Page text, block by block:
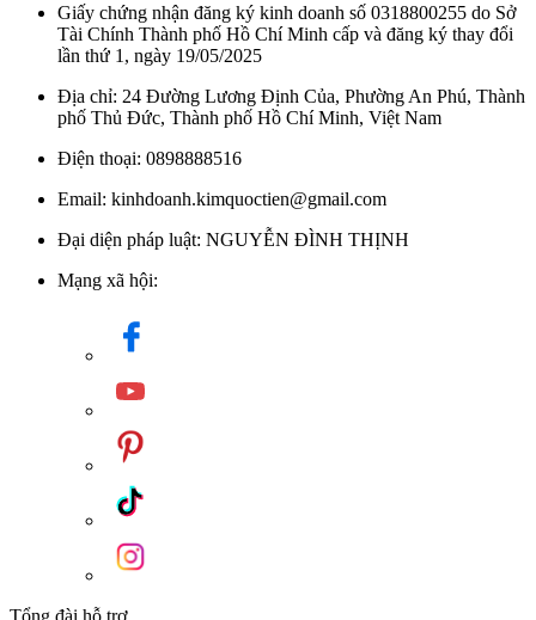
Giấy chứng nhận đăng ký kinh doanh số 0318800255 do Sở
Tài Chính Thành phố Hồ Chí Minh cấp và đăng ký thay đổi
lần thứ 1, ngày 19/05/2025
Địa chỉ: 24 Đường Lương Định Của, Phường An Phú, Thành
phố Thủ Đức, Thành phố Hồ Chí Minh, Việt Nam
Điện thoại: 0898888516
Email: kinhdoanh.kimquoctien@gmail.com
Đại diện pháp luật: NGUYỄN ĐÌNH THỊNH
Mạng xã hội:
Tổng đài hỗ trợ